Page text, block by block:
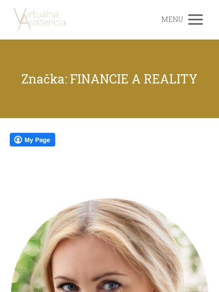
MENU
Značka: FINANCIE A REALITY